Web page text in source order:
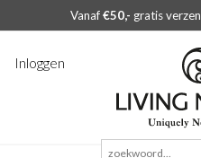
Vanaf€50,- gratis
Inloggen
Zoeken